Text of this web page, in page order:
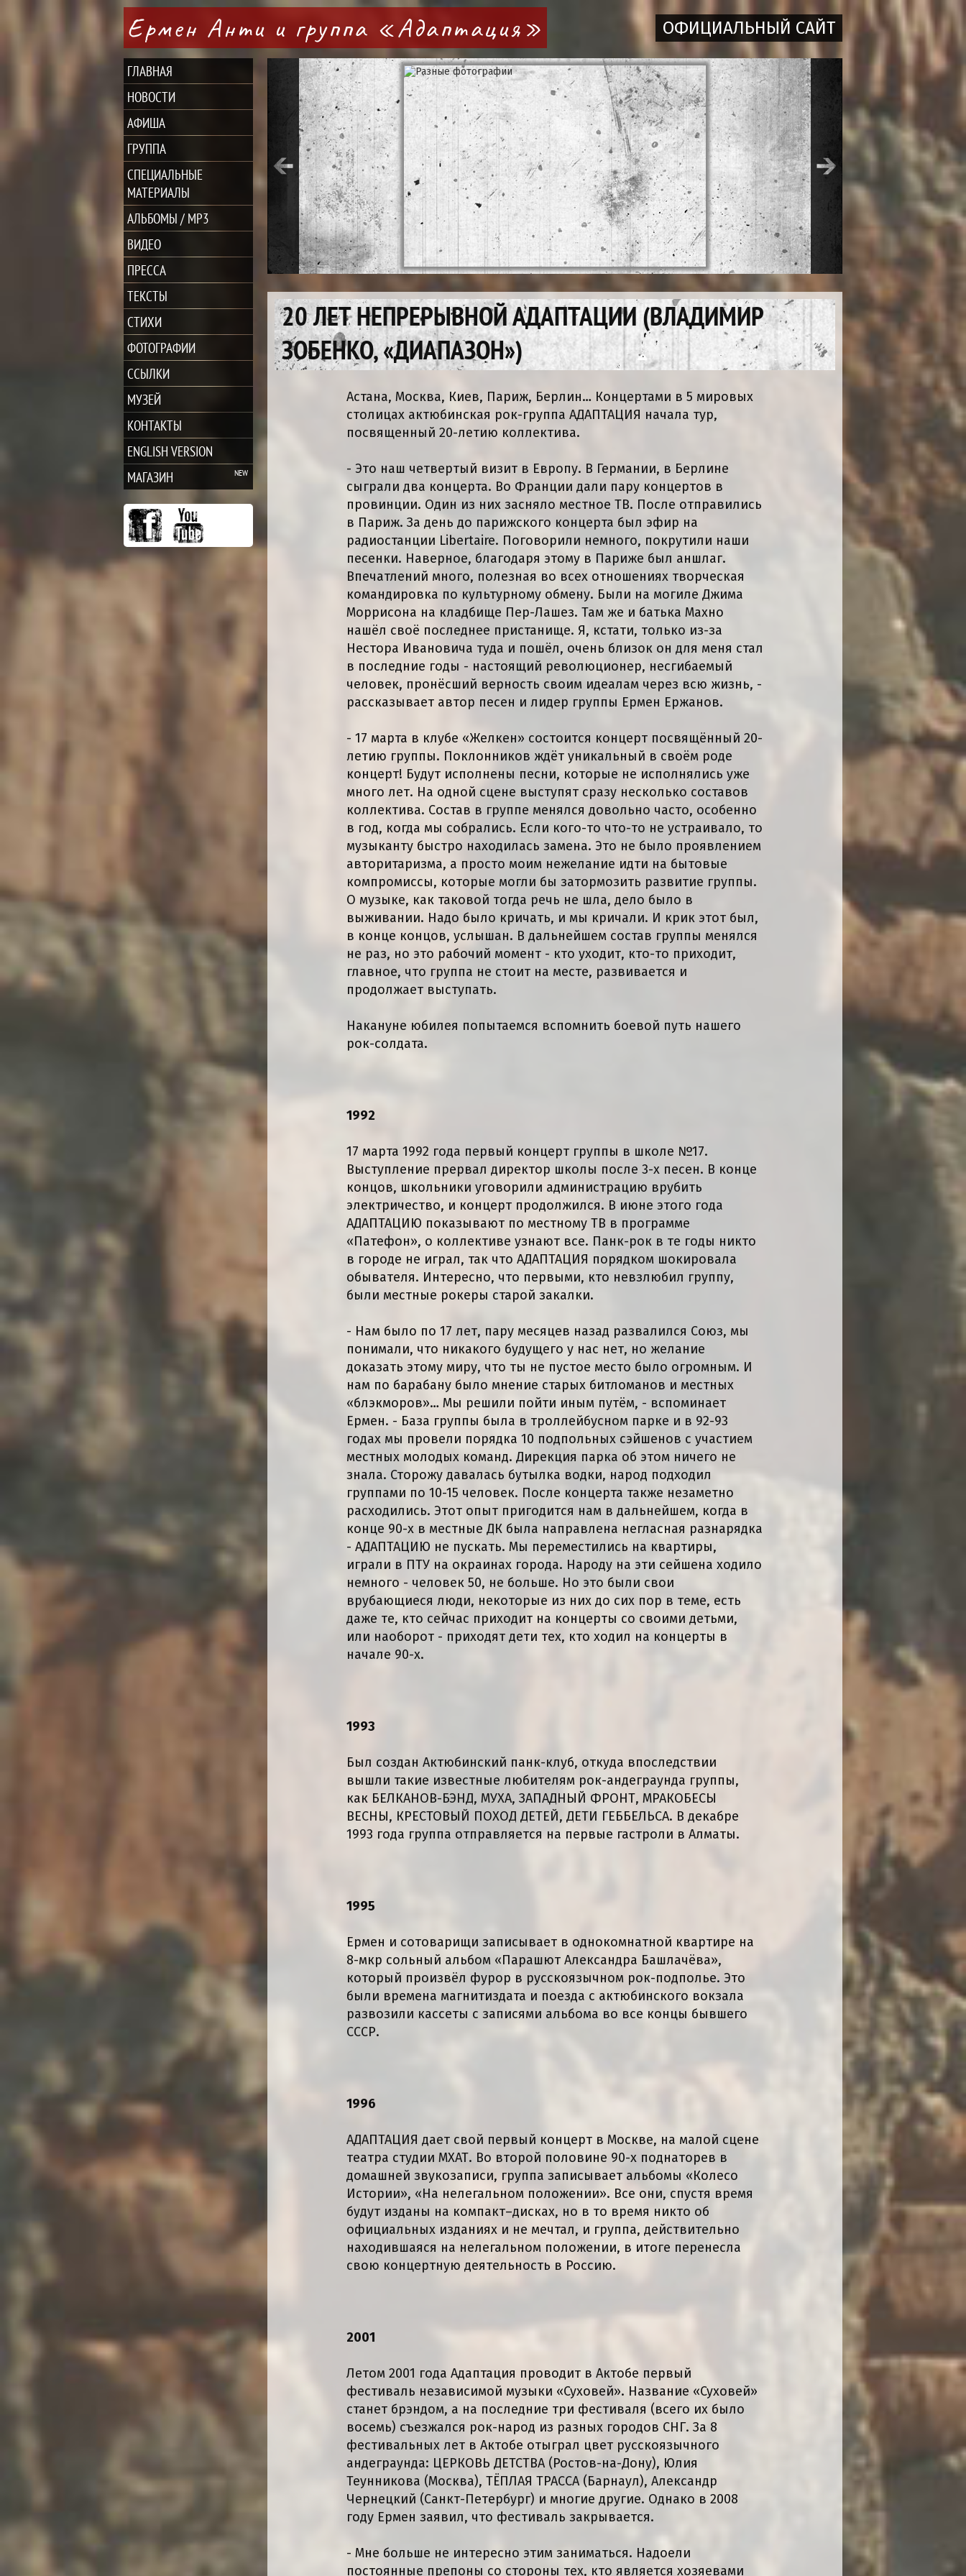
Ермен Анти и группа «Адаптация» ОФИЦИАЛЬНЫЙ САЙТ
ГЛАВНАЯ
НОВОСТИ
АФИША
ГРУППА
СПЕЦИАЛЬНЫЕ
МАТЕРИАЛЫ
АЛЬБОМЫ / MP3
ВИДЕО
ПРЕССА
ТЕКСТЫ
СТИХИ
ФОТОГРАФИИ
ССЫЛКИ
МУЗЕЙ
КОНТАКТЫ
ENGLISH VERSION
МАГАЗИН
20 ЛЕТ НЕПРЕРЫВНОЙ АДАПТАЦИИ (ВЛАДИМИР
ЗОБЕНКО, «ДИАПАЗОН»)
Астана, Москва, Киев, Париж, Берлин… Концертами в 5 мировых
столицах актюбинская рок-группа АДАПТАЦИЯ начала тур,
посвященный 20-летию коллектива.
- Это наш четвертый визит в Европу. В Германии, в Берлине
сыграли два концерта. Во Франции дали пару концертов в
провинции. Один из них засняло местное ТВ. После отправились
в Париж. За день до парижского концерта был эфир на
радиостанции Libertaire. Поговорили немного, покрутили наши
песенки. Наверное, благодаря этому в Париже был аншлаг.
Впечатлений много, полезная во всех отношениях творческая
командировка по культурному обмену. Были на могиле Джима
Моррисона на кладбище Пер-Лашез. Там же и батька Махно
нашёл своё последнее пристанище. Я, кстати, только из-за
Нестора Ивановича туда и пошёл, очень близок он для меня стал
в последние годы - настоящий революционер, несгибаемый
человек, пронёсший верность своим идеалам через всю жизнь, -
рассказывает автор песен и лидер группы Ермен Ержанов.
- 17 марта в клубе «Желкен» состоится концерт посвящённый 20-
летию группы. Поклонников ждёт уникальный в своём роде
концерт! Будут исполнены песни, которые не исполнялись уже
много лет. На одной сцене выступят сразу несколько составов
коллектива. Состав в группе менялся довольно часто, особенно
в год, когда мы собрались. Если кого-то что-то не устраивало, то
музыканту быстро находилась замена. Это не было проявлением
авторитаризма, а просто моим нежелание идти на бытовые
компромиссы, которые могли бы затормозить развитие группы.
О музыке, как таковой тогда речь не шла, дело было в
выживании. Надо было кричать, и мы кричали. И крик этот был,
в конце концов, услышан. В дальнейшем состав группы менялся
не раз, но это рабочий момент - кто уходит, кто-то приходит,
главное, что группа не стоит на месте, развивается и
продолжает выступать.
Накануне юбилея попытаемся вспомнить боевой путь нашего
рок-солдата.
1992
17 марта 1992 года первый концерт группы в школе №17.
Выступление прервал директор школы после 3-х песен. В конце
концов, школьники уговорили администрацию врубить
электричество, и концерт продолжился. В июне этого года
АДАПТАЦИЮ показывают по местному ТВ в программе
«Патефон», о коллективе узнают все. Панк-рок в те годы никто
в городе не играл, так что АДАПТАЦИЯ порядком шокировала
обывателя. Интересно, что первыми, кто невзлюбил группу,
были местные рокеры старой закалки.
- Нам было по 17 лет, пару месяцев назад развалился Союз, мы
понимали, что никакого будущего у нас нет, но желание
доказать этому миру, что ты не пустое место было огромным. И
нам по барабану было мнение старых битломанов и местных
«блэкморов»… Мы решили пойти иным путём, - вспоминает
Ермен. - База группы была в троллейбусном парке и в 92-93
годах мы провели порядка 10 подпольных сэйшенов с участием
местных молодых команд. Дирекция парка об этом ничего не
знала. Сторожу давалась бутылка водки, народ подходил
группами по 10-15 человек. После концерта также незаметно
расходились. Этот опыт пригодится нам в дальнейшем, когда в
конце 90-х в местные ДК была направлена негласная разнарядка
- АДАПТАЦИЮ не пускать. Мы переместились на квартиры,
играли в ПТУ на окраинах города. Народу на эти сейшена ходило
немного - человек 50, не больше. Но это были свои
врубающиеся люди, некоторые из них до сих пор в теме, есть
даже те, кто сейчас приходит на концерты со своими детьми,
или наоборот - приходят дети тех, кто ходил на концерты в
начале 90-х.
1993
Был создан Актюбинский панк-клуб, откуда впоследствии
вышли такие известные любителям рок-андеграунда группы,
как БЕЛКАНОВ-БЭНД, МУХА, ЗАПАДНЫЙ ФРОНТ, МРАКОБЕСЫ
ВЕСНЫ, КРЕСТОВЫЙ ПОХОД ДЕТЕЙ, ДЕТИ ГЕББЕЛЬСА. В декабре
1993 года группа отправляется на первые гастроли в Алматы.
1995
Ермен и сотоварищи записывает в однокомнатной квартире на
8-мкр сольный альбом «Парашют Александра Башлачёва»,
который произвёл фурор в русскоязычном рок-подполье. Это
были времена магнитиздата и поезда с актюбинского вокзала
развозили кассеты с записями альбома во все концы бывшего
СССР.
1996
АДАПТАЦИЯ дает свой первый концерт в Москве, на малой сцене
театра студии МХАТ. Во второй половине 90-х поднаторев в
домашней звукозаписи, группа записывает альбомы «Колесо
Истории», «На нелегальном положении». Все они, спустя время
будут изданы на компакт–дисках, но в то время никто об
официальных изданиях и не мечтал, и группа, действительно
находившаяся на нелегальном положении, в итоге перенесла
свою концертную деятельность в Россию.
2001
Летом 2001 года Адаптация проводит в Актобе первый
фестиваль независимой музыки «Суховей». Название «Суховей»
станет брэндом, а на последние три фестиваля (всего их было
восемь) съезжался рок-народ из разных городов СНГ. За 8
фестивальных лет в Актобе отыграл цвет русскоязычного
андеграунда: ЦЕРКОВЬ ДЕТСТВА (Ростов-на-Дону), Юлия
Теунникова (Москва), ТЁПЛАЯ ТРАССА (Барнаул), Александр
Чернецкий (Санкт-Петербург) и многие другие. Однако в 2008
году Ермен заявил, что фестиваль закрывается.
- Мне больше не интересно этим заниматься. Надоели
постоянные препоны со стороны тех, кто является хозяевами